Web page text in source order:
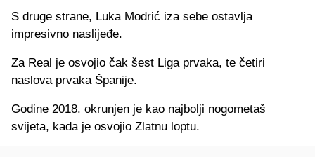
S druge strane, Luka Modrić iza sebe ostavlja
impresivno naslijeđe.
Za Real je osvojio čak šest Liga prvaka, te četiri
naslova prvaka Španije.
Godine 2018. okrunjen je kao najbolji nogometaš
svijeta, kada je osvojio Zlatnu loptu.